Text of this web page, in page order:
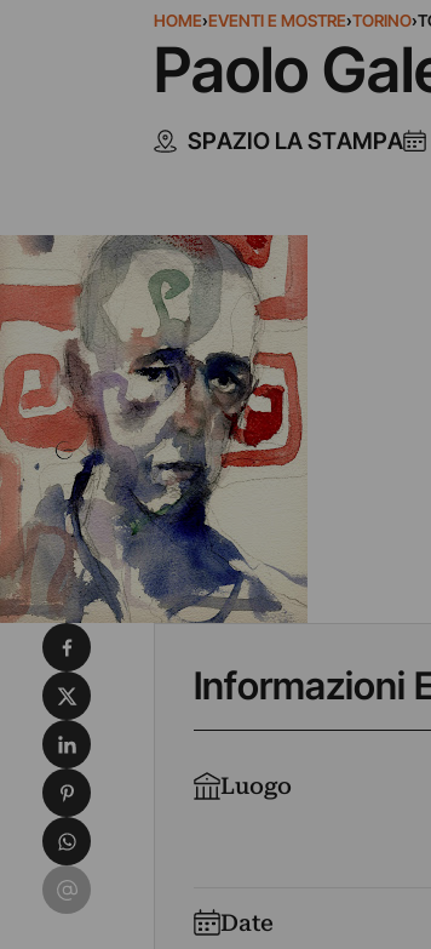
HOME›EVENTI E MOSTRE›TORINO›
Paolo
SPAZIO LA STAMPA
Informazioni
Luogo
Date
Condividi su Facebook
Condividi su X
Condividi su LinkedIn
Condividi su Pinterest
Condividi su WhatsApp
Condividi su Email